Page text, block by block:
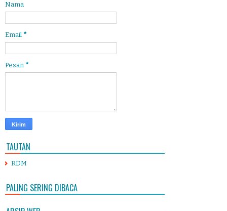
Nama
Email *
Pesan *
TAUTAN
RDM
PALING SERING DIBACA